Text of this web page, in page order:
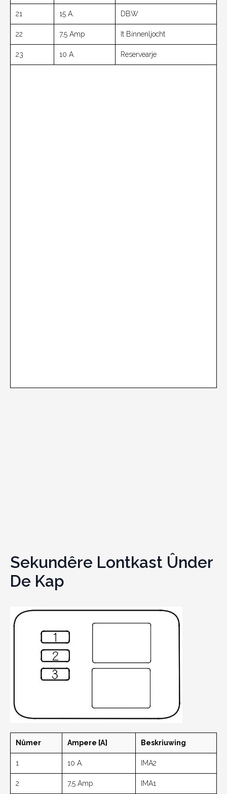
21 15 A. DBW
22 7,5 Amp It Binnenljocht
23 10 A. Reservearje
Sekundêre Lontkast Ûnder
De Kap
Nûmer Ampere [A] Beskriuwing
1 10 A. IMA2
2 7,5 Amp IMA1